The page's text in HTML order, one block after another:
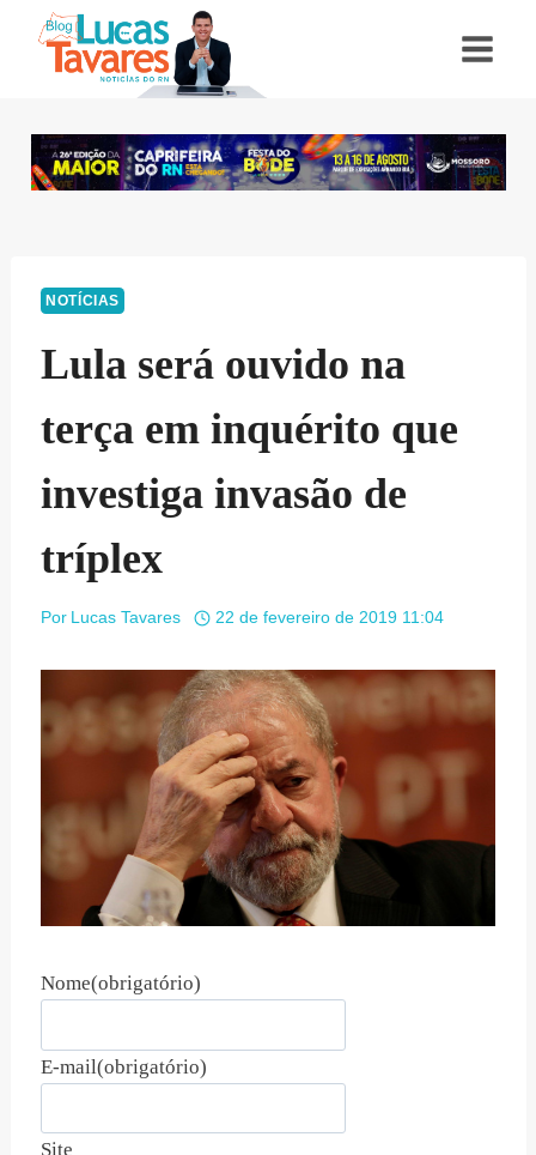
NOTÍCIAS
Lula será ouvido na
terça em inquérito que
investiga invasão de
tríplex
Por Lucas Tavares 22 de fevereiro de 2019 11:04
Nome(obrigatório)
E-mail(obrigatório)
Site